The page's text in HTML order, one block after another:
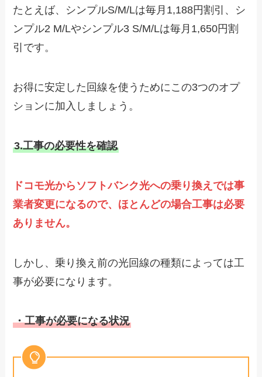
たとえば、シンプルS/M/Lは毎月1,188円割引、シ
ンプル2 M/Lやシンプル3 S/M/Lは毎月1,650円割
引です。
お得に安定した回線を使うためにこの3つのオプ
ションに加入しましょう。
3.工事の必要性を確認
ドコモ光からソフトバンク光への乗り換えでは事
業者変更になるので、ほとんどの場合工事は必要
ありません。
しかし、乗り換え前の光回線の種類によっては工
事が必要になります。
・工事が必要になる状況